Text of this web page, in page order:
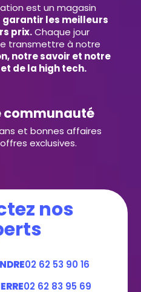
est un magasin
garantir les meilleurs
prix.Chaque jour
transmettre à notre
notre savoir et notre
de la high tech.
communauté
et bonnes affaires
exclusives.
nos
02 62 53 90 16
02 62 83 95 69